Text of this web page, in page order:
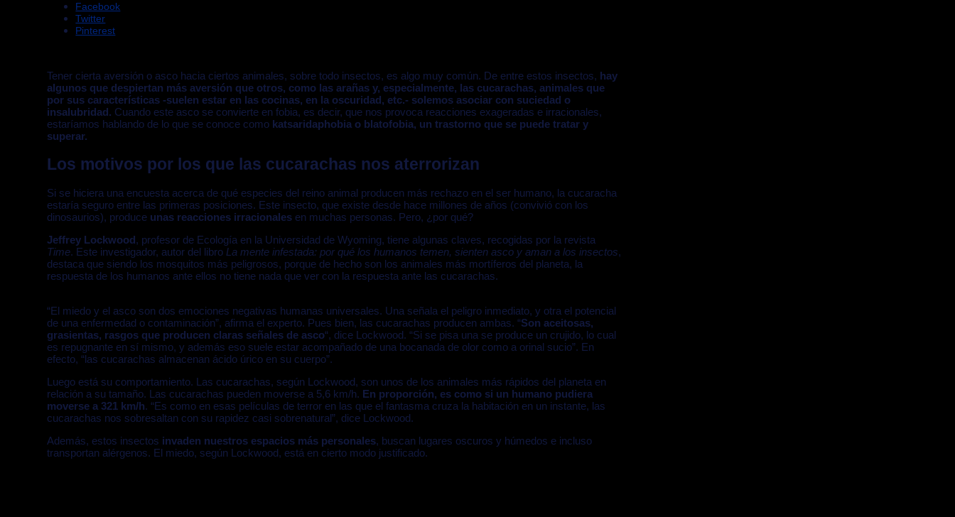
Facebook
Twitter
Pinterest
Tener cierta aversión o asco hacia ciertos animales, sobre todo insectos, es algo muy común. De entre estos insectos, hay
algunos que despiertan más aversión que otros, como las arañas y, especialmente, las cucarachas, animales que
por sus características -suelen estar en las cocinas, en la oscuridad, etc.- solemos asociar con suciedad o
insalubridad. Cuando este asco se convierte en fobia, es decir, que nos provoca reacciones exageradas e irracionales,
estaríamos hablando de lo que se conoce como katsaridaphobia o blatofobia, un trastorno que se puede tratar y
superar.
Los motivos por los que las cucarachas nos aterrorizan
Si se hiciera una encuesta acerca de qué especies del reino animal producen más rechazo en el ser humano, la cucaracha
estaría seguro entre las primeras posiciones. Este insecto, que existe desde hace millones de años (convivió con los
dinosaurios), produce unas reacciones irracionales en muchas personas. Pero, ¿por qué?
Jeffrey Lockwood, profesor de Ecología en la Universidad de Wyoming, tiene algunas claves, recogidas por la revista
Time. Este investigador, autor del libroLa mente infestada: por qué los humanos temen, sienten asco y aman a los insectos,
destaca que siendo los mosquitos más peligrosos, porque de hecho son los animales más mortíferos del planeta, la
respuesta de los humanos ante ellos no tiene nada que ver con la respuesta ante las cucarachas.
“El miedo y el asco son dos emociones negativas humanas universales. Una señala el peligro inmediato, y otra el potencial
de una enfermedad o contaminación”, afirma el experto. Pues bien, las cucarachas producen ambas. “Son aceitosas,
grasientas, rasgos que producen claras señales de asco“, dice Lockwood. “Si se pisa una se produce un crujido, lo cual
es repugnante en sí mismo, y además eso suele estar acompañado de una bocanada de olor como a orinal sucio”. En
efecto, “las cucarachas almacenan ácido úrico en su cuerpo”.
Luego está su comportamiento. Las cucarachas, según Lockwood, son unos de los animales más rápidos del planeta en
relación a su tamaño. Las cucarachas pueden moverse a 5,6 km/h. En proporción, es como si un humano pudiera
moverse a 321 km/h. “Es como en esas películas de terror en las que el fantasma cruza la habitación en un instante, las
cucarachas nos sobresaltan con su rapidez casi sobrenatural”, dice Lockwood.
Además, estos insectos invaden nuestros espacios más personales, buscan lugares oscuros y húmedos e incluso
transportan alérgenos. El miedo, según Lockwood, está en cierto modo justificado.